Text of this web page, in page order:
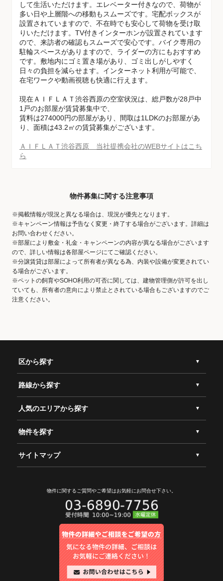
して生活いただけます。エレベーター付きなので、荷物が
多い日や上層階への移動もスムーズです。宅配ボックスが
設置されていますので、不在時でも安心して荷物を受け取
りいただけます。TV付きインターホンが設置されています
ので、来訪者の確認もスムーズで安心です。バイク専用の
駐輪スペースがありますので、ライダーの方にもおすすめ
です。敷地内にゴミ置き場があり、ゴミ出しがしやすく
日々の負担を減らせます。インターネット利用が可能で、
在宅ワークや動画視聴も快適に行えます。
現在ＡＩＦＬＡＴ渋谷西原の空室状況は、総戸数が28戸中
1戸のお部屋が賃貸募集中で、
賃料は274000円の部屋があり、間取は1LDKのお部屋があ
り、面積は43.2㎡の賃貸募集がございます。
ＡＩＦＬＡＴ渋谷西原 当社提携会社のWEBサイトはこち
ら
物件募集に関する注意事項
※掲載情報が現況と異なる場合は、現況が優先となります。
※キャンペーン情報は予告なく変更・終了する場合がございます。詳細は
お問い合わせください。
※部屋により敷金・礼金・キャンペーンの内容が異なる場合がございます
ので、詳しい情報は各部屋ページにてご確認ください。
※分譲賃貸は部屋によって所有者が異なる為、内装や設備が変更されてい
る場合がございます。
※ペットの飼育やSOHO利用の可否に関しては、建物管理側が許可を出し
ていても、所有者の意向により禁止とされている場合もございますのでご
注意ください。
区から探す
路線から探す
人気のエリアから探す
物件を探す
サイトマップ
物件に関するご質問やご希望はお気軽にお問合せ下さい。